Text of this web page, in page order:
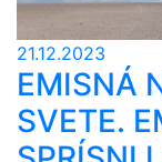
21.12.2023
EMISNÁ
SVETE.